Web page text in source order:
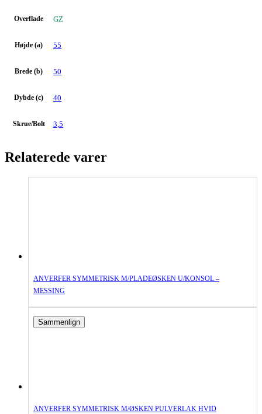
Overflade GZ
Højde (a) 55
Brede (b) 50
Dybde (c) 40
Skrue/Bolt 3,5
Relaterede varer
ANVERFER SYMMETRISK M/PLADEØSKEN U/KONSOL –
MESSING
Sammenlign
ANVERFER SYMMETRISK M/ØSKEN PULVERLAK HVID